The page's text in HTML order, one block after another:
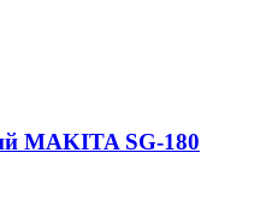
MAKITA SG-180